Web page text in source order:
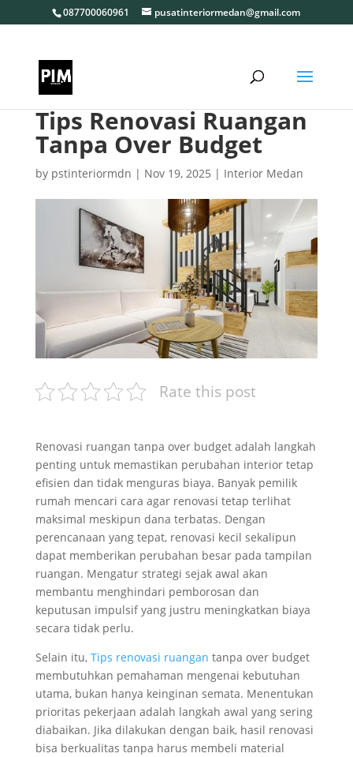
087700060961 pusatinteriormedan@gmail.com
Tips Renovasi Ruangan
Tanpa Over Budget
by pstinteriormdn | Nov 19, 2025 | Interior Medan
Rate this post
Renovasi ruangan tanpa over budget adalah langkah
penting untuk memastikan perubahan interior tetap
efisien dan tidak menguras biaya. Banyak pemilik
rumah mencari cara agar renovasi tetap terlihat
maksimal meskipun dana terbatas. Dengan
perencanaan yang tepat, renovasi kecil sekalipun
dapat memberikan perubahan besar pada tampilan
ruangan. Mengatur strategi sejak awal akan
membantu menghindari pemborosan dan
keputusan impulsif yang justru meningkatkan biaya
secara tidak perlu.
Selain itu, Tips renovasi ruangan tanpa over budget
membutuhkan pemahaman mengenai kebutuhan
utama, bukan hanya keinginan semata. Menentukan
prioritas pekerjaan adalah langkah awal yang sering
diabaikan. Jika dilakukan dengan baik, hasil renovasi
bisa berkualitas tanpa harus membeli material